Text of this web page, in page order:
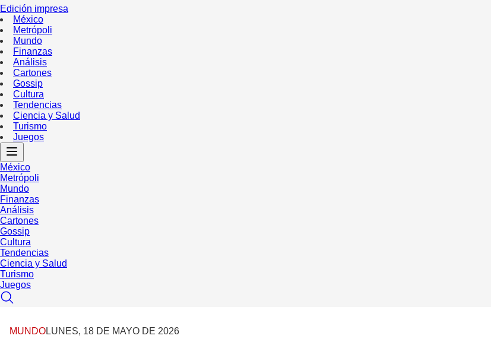
Edición impresa
México
Metrópoli
Mundo
Finanzas
Análisis
Cartones
Gossip
Cultura
Tendencias
Ciencia y Salud
Turismo
Juegos
México
Metrópoli
Mundo
Finanzas
Análisis
Cartones
Gossip
Cultura
Tendencias
Ciencia y Salud
Turismo
Juegos
MUNDOLUNES, 18 DE MAYO DE 2026